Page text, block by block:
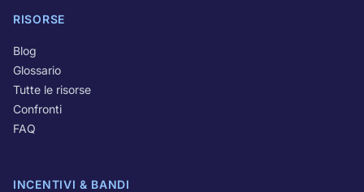
RISORSE
Blog
Glossario
Tutte le risorse
Confronti
FAQ
INCENTIVI & BANDI